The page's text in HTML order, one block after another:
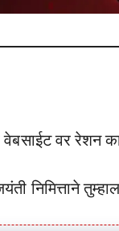
वर रेशन
निमित्ताने